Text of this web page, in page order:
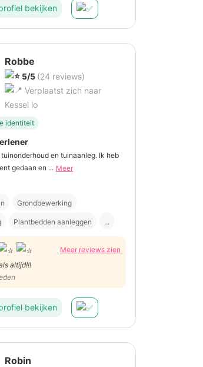
bekijken
Robbe
5/5 (24 reviews)
Verplaatst zich naar
Kessel lo
identiteit
en tuinaanleg. Ik heb
gedaan en ... Meer
Grondbewerking
Plantbedden aanleggen ...
Meer reviews zien
altijd!!!
bekijken
Robin